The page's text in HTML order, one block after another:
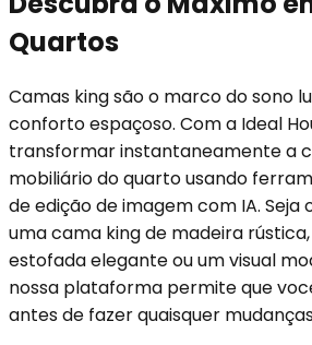
Quartos
Camas king são o marco do sono
conforto espaçoso. Com a Ideal
transformar instantaneamente a
mobiliário do quarto usando
de edição de imagem com IA. Seja
uma cama king de madeira
estofada elegante ou um visual
nossa plataforma permite que
antes de fazer quaisquer